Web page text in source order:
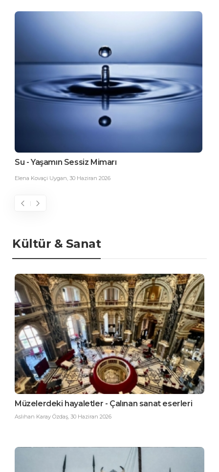
Su - Yaşamın Sessiz Mimarı
Elena Kovaçi Uygan, 30 Haziran 2026
Kültür & Sanat
Müzelerdeki hayaletler - Çalınan sanat eserleri
Aslıhan Karay Özdaş 30 Haziran 2026